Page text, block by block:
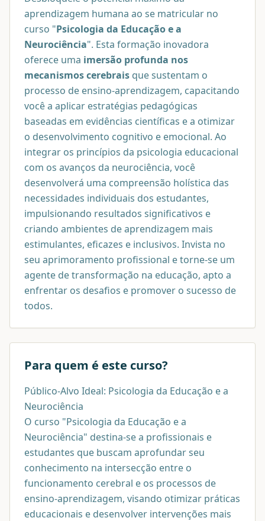
aprendizagem humana ao se matricular no
curso "Psicologia da Educação e a
Neurociência". Esta formação inovadora
oferece uma imersão profunda nos
mecanismos cerebrais que sustentam o
processo de ensino-aprendizagem, capacitando
você a aplicar estratégias pedagógicas
baseadas em evidências científicas e a otimizar
o desenvolvimento cognitivo e emocional. Ao
integrar os princípios da psicologia educacional
com os avanços da neurociência, você
desenvolverá uma compreensão holística das
necessidades individuais dos estudantes,
impulsionando resultados significativos e
criando ambientes de aprendizagem mais
estimulantes, eficazes e inclusivos. Invista no
seu aprimoramento profissional e torne-se um
agente de transformação na educação, apto a
enfrentar os desafios e promover o sucesso de
todos.
Para quem é este curso?
Público-Alvo Ideal: Psicologia da Educação e a
Neurociência
O curso "Psicologia da Educação e a
Neurociência" destina-se a profissionais e
estudantes que buscam aprofundar seu
conhecimento na intersecção entre o
funcionamento cerebral e os processos de
ensino-aprendizagem, visando otimizar práticas
educacionais e desenvolver intervenções mais